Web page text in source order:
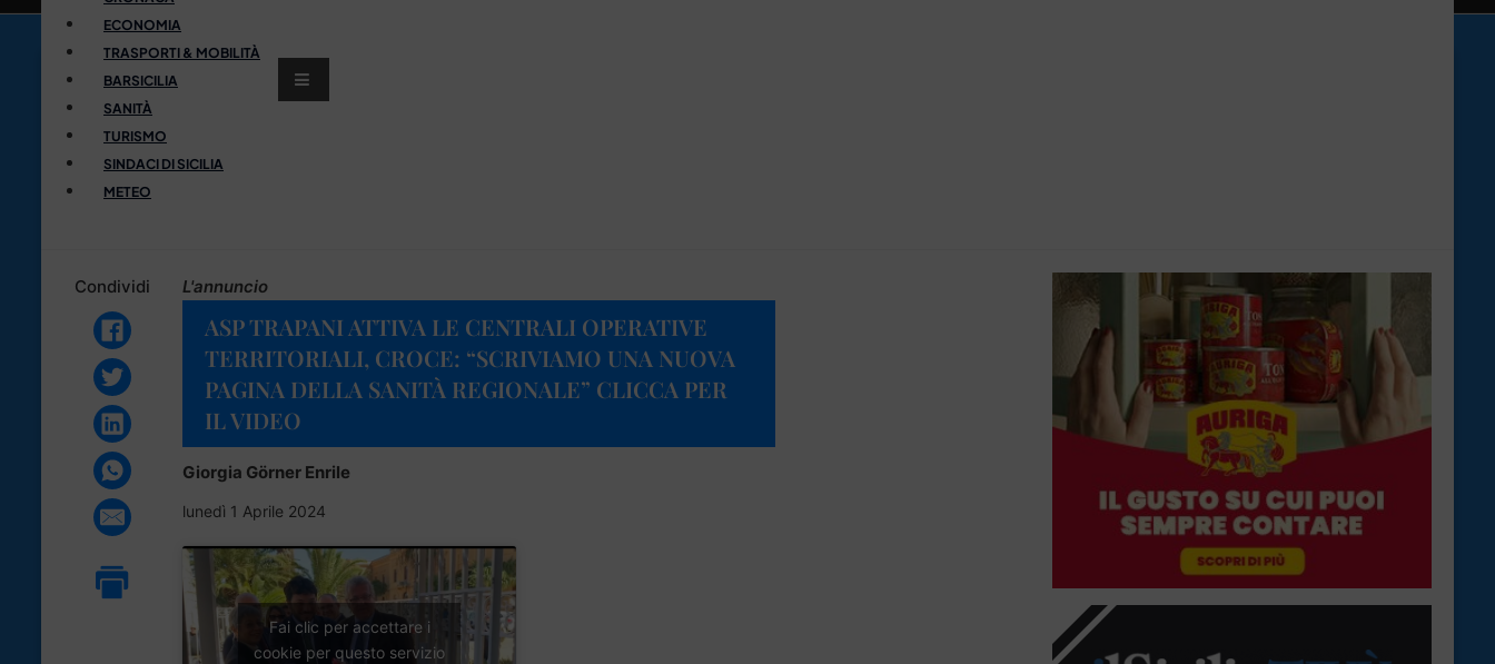
ECONOMIA
TRASPORTI & MOBILITÀ
BARSICILIA
SANITÀ
TURISMO
SINDACI DI SICILIA
METEO
Condividi L'annuncio
ASP TRAPANI ATTIVA LE CENTRALI OPERATIVE
TERRITORIALI, CROCE: “SCRIVIAMO UNA NUOVA
PAGINA DELLA SANITÀ REGIONALE” CLICCA PER
IL VIDEO
Giorgia Görner Enrile
lunedì 1 Aprile 2024
Fai clic per accettare i
cookie per questo servizio